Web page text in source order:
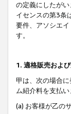
の定義にしたが
イセンスの第3条
要件、アソシエ
す。
1. 適格販売およ
甲は、次の場合
ム紹介料を支払い
(a) お客様が乙の